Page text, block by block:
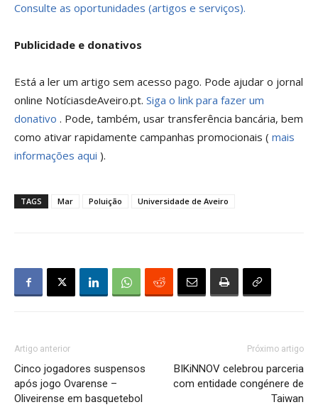
Consulte as oportunidades (artigos e serviços).
Publicidade e donativos
Está a ler um artigo sem acesso pago. Pode ajudar o jornal
online NotíciasdeAveiro.pt. Siga o link para fazer um
donativo . Pode, também, usar transferência bancária, bem
como ativar rapidamente campanhas promocionais ( mais
informações aqui ).
TAGS Mar Poluição Universidade de Aveiro
Artigo anterior
Cinco jogadores suspensos
após jogo Ovarense –
Oliveirense em basquetebol
Próximo artigo
BIKiNNOV celebrou parceria
com entidade congénere de
Taiwan